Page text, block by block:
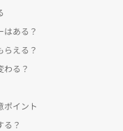
はある？
らえる？
わる？
ポイント
る？